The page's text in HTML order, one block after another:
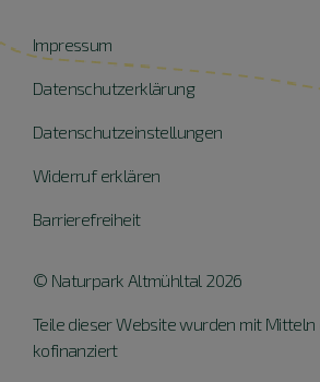
Impressum
Datenschutzerklärung
Datenschutzeinstellungen
Widerruf erklären
Barrierefreiheit
© Naturpark Altmühltal 2026
Teile dieser Website wurden mit Mitteln
kofinanziert